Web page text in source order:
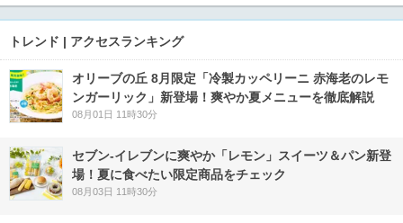
トレンド | アクセスランキング
オリーブの丘 8月限定「冷製カッペリーニ 赤海老のレモ
ンガーリック」新登場！爽やか夏メニューを徹底解説
08月01日 11時30分
セブン‐イレブンに爽やか「レモン」スイーツ＆パン新登
場！夏に食べたい限定商品をチェック
08月03日 11時30分